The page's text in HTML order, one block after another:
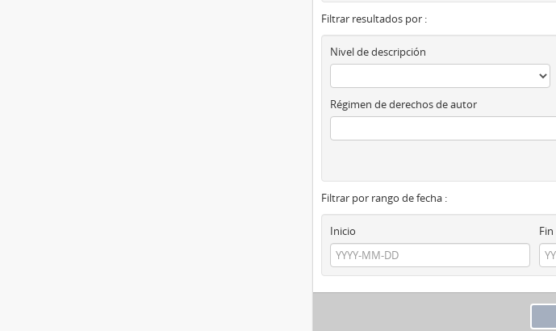
Filtrar resultados por :
Nivel de descripción
Régimen de derechos de autor
Filtrar por rango de fecha :
Inicio
Fin